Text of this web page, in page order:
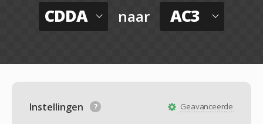
CDDA naar AC3
Geavanceerde
Instellingen